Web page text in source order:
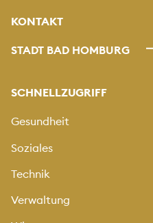
KONTAKT
STADT BAD HOMBURG
SCHNELLZUGRIFF
Gesundheit
Soziales
Technik
Verwaltung